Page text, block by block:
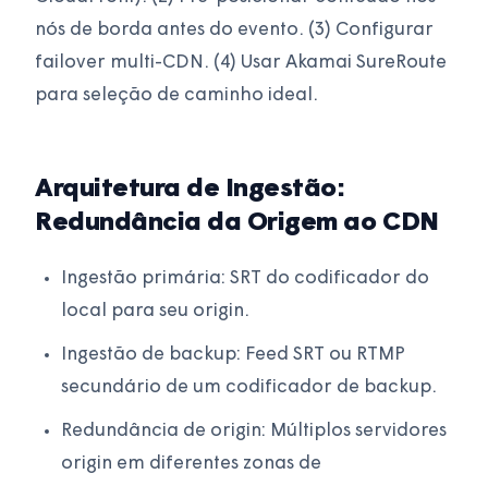
nós de borda antes do evento. (3) Configurar
failover multi-CDN. (4) Usar Akamai SureRoute
para seleção de caminho ideal.
Arquitetura de Ingestão:
Redundância da Origem ao CDN
Ingestão primária: SRT do codificador do
local para seu origin.
Ingestão de backup: Feed SRT ou RTMP
secundário de um codificador de backup.
Redundância de origin: Múltiplos servidores
origin em diferentes zonas de